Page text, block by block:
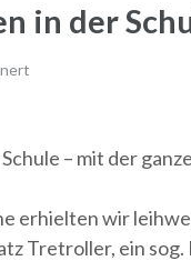
in der
– mit der
erhielten wir
Tretroller, ein